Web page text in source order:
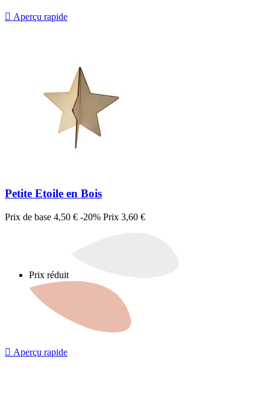
 Aperçu rapide
Petite Etoile en Bois
Prix de base 4,50 € -20% Prix 3,60 €
Prix réduit
 Aperçu rapide